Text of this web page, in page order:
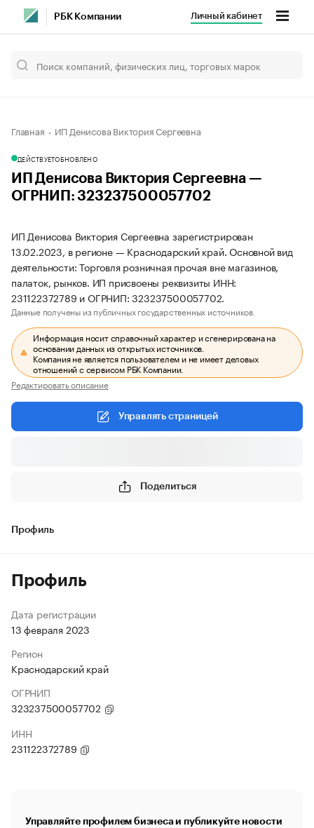
РБК Компании Личный кабинет
Главная ИП Денисова Виктория Сергеевна
ДЕЙСТВУЕТОБНОВЛЕНО
ИП Денисова Виктория Сергеевна —
ОГРНИП: 323237500057702
ИП Денисова Виктория Сергеевна зарегистрирован
13.02.2023, в регионе — Краснодарский край. Основной вид
деятельности: Торговля розничная прочая вне магазинов,
палаток, рынков. ИП присвоены реквизиты ИНН:
231122372789 и ОГРНИП: 323237500057702.
Данные получены из публичных государственных источников.
Информация носит справочный характер и сгенерирована на
основании данных из открытых источников.
Компания не является пользователем и не имеет деловых
отношений с сервисом РБК Компании.
Редактировать описание
Управлять страницей
Поделиться
Профиль
Профиль
Дата регистрации
13 февраля 2023
Регион
Краснодарский край
ОГРНИП
323237500057702
ИНН
231122372789
Управляйте профилем бизнеса и публикуйте новости